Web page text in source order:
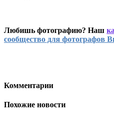
Любишь фотографию? Наш
сообщество для фотографов
Комментарии
Похожие новости